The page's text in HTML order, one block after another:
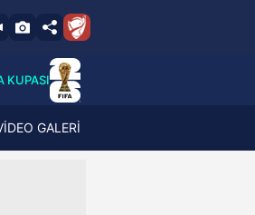
Hesap.com Antalyaspor
Radyo
Radyo
Radio
KUPASI
GALERİ